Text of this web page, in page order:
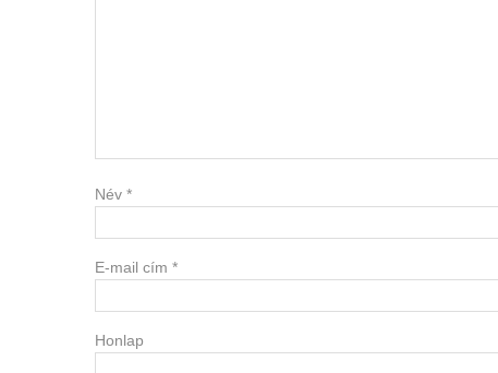
Név *
E-mail cím *
Honlap